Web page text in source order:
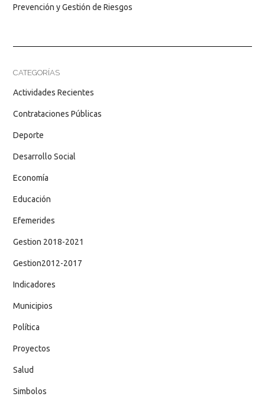
Prevención y Gestión de Riesgos
CATEGORÍAS
Actividades Recientes
Contrataciones Públicas
Deporte
Desarrollo Social
Economía
Educación
Efemerides
Gestion 2018-2021
Gestion2012-2017
Indicadores
Municipios
Política
Proyectos
Salud
Simbolos